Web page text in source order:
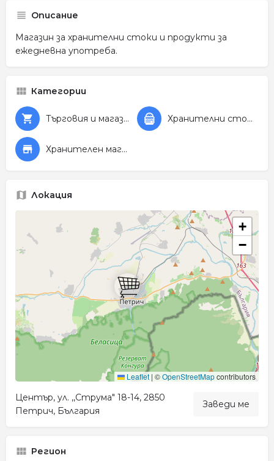
Описание
Магазин за хранителни стоки и продукти за
ежедневна употреба.
Категории
Търговия и магазини Хранителни стоки
Хранителен магазин
Локация
+
−
Leaflet | ©OpenStreetMapcontributors
Център, ул. ,,Струма" 18-14, 2850
Петрич, България
Заведи ме
Регион